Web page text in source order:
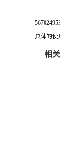
具体的使
相关